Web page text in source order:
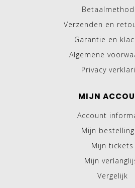
Verzenden en
Garantie en
Algemene
Privacy
MIJN
Account
Mijn
Mijn tickets
Mijn
Vergelijk